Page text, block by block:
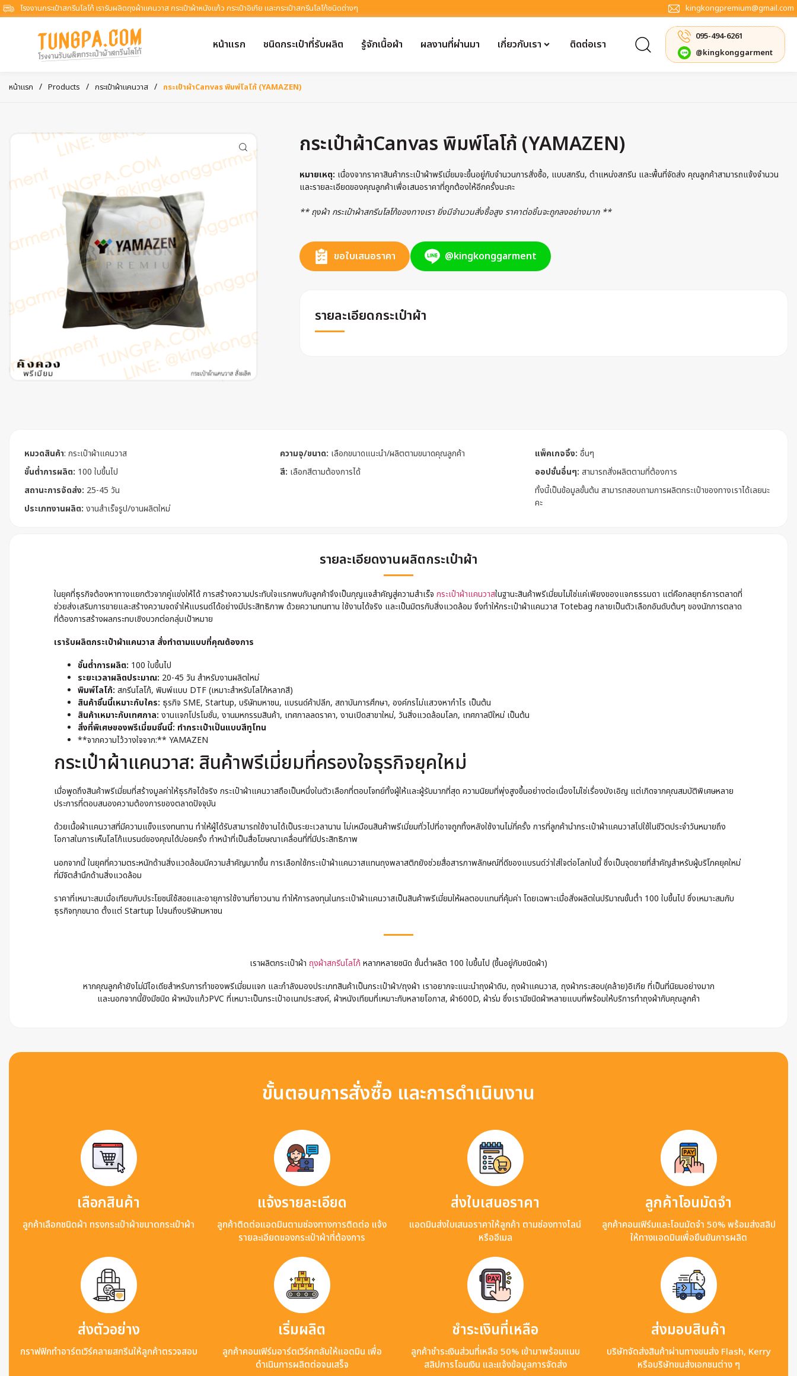
โรงงานกระเป๋าสกรีนโลโก้ เรารับผลิตถุงผ้าแคนวาส กระเป๋าผ้าหนังแก้ว กระเป๋าอิเกีย และกระเป๋าสกรีนโลโก้ชนิดต่างๆ kingkongpremium@gmail.com
หน้าแรก ชนิดกระเป๋าที่รับผลิต รู้จักเนื้อผ้า ผลงานที่ผ่านมา เกี่ยวกับเรา ติดต่อเรา
095-494-6261
@kingkonggarment
หน้าแรก / Products / กระเป๋าผ้าแคนวาส / กระเป๋าผ้าCanvas พิมพ์โลโก้ (YAMAZEN)
กระเป๋าผ้าCanvas พิมพ์โลโก้ (YAMAZEN)
หมายเหตุ: เนื่องจากราคาสินค้ากระเป๋าผ้าพรีเมี่ยมจะขึ้นอยู่กับจำนวนการสั่งซื้อ, แบบสกรีน, ตำแหน่งสกรีน และพื้นที่จัดส่ง คุณลูกค้าสามารถแจ้งจำนวน
และรายละเอียดของคุณลูกค้าเพื่อเสนอราคาที่ถูกต้องให้อีกครั้งนะคะ
** ถุงผ้า กระเป๋าผ้าสกรีนโลโก้ของทางเรา ยิ่งมีจำนวนสั่งซื้อสูง ราคาต่อชิ้นจะถูกลงอย่างมาก **
ขอใบเสนอราคา @kingkonggarment
รายละเอียดกระเป๋าผ้า
หมวดสินค้า: กระเป๋าผ้าแคนวาส
ขั้นต่ำการผลิต: 100 ใบขึ้นไป
สถานะการจัดส่ง: 25-45 วัน
ประเภทงานผลิต: งานสำเร็จรูป/งานผลิตใหม่
ความจุ/ขนาด: เลือกขนาดแนะนำ/ผลิตตามขนาดคุณลูกค้า
สี: เลือกสีตามต้องการได้
แพ็คเกจจิ้ง: อื่นๆ
ออปชั่นอื่นๆ: สามารถสั่งผลิตตามที่ต้องการ
ทั้งนี้เป็นข้อมูลขั้นต้น สามารถสอบถามการผลิตกระเป๋าของทางเราได้เลยนะ
คะ
รายละเอียดงานผลิตกระเป๋าผ้า
ในยุคที่ธุรกิจต้องหาทางแยกตัวจากคู่แข่งให้ได้ การสร้างความประทับใจแรกพบกับลูกค้าจึงเป็นกุญแจสำคัญสู่ความสำเร็จ กระเป๋าผ้าแคนวาสในฐานะสินค้าพรีเมี่ยมไม่ใช่แค่เพียงของแจกธรรมดา แต่คือกลยุทธ์การตลาดที่
ช่วยส่งเสริมการขายและสร้างความจดจำให้แบรนด์ได้อย่างมีประสิทธิภาพ ด้วยความทนทาน ใช้งานได้จริง และเป็นมิตรกับสิ่งแวดล้อม จึงทำให้กระเป๋าผ้าแคนวาส Totebag กลายเป็นตัวเลือกอันดับต้นๆ ของนักการตลาด
ที่ต้องการสร้างผลกระทบเชิงบวกต่อกลุ่มเป้าหมาย
เรารับผลิตกระเป๋าผ้าแคนวาส สั่งทำตามแบบที่คุณต้องการ
ขั้นต่ำการผลิต: 100 ใบขึ้นไป
ระยะเวลาผลิตประมาณ: 20-45 วัน สำหรับงานผลิตใหม่
พิมพ์โลโก้: สกรีนโลโก้, พิมพ์แบบ DTF (เหมาะสำหรับโลโก้หลากสี)
สินค้าชิ้นนี้เหมาะกับใคร: ธุรกิจ SME, Startup, บริษัทมหาชน, แบรนด์ค้าปลีก, สถาบันการศึกษา, องค์กรไม่แสวงหากำไร เป็นต้น
สินค้าเหมาะกับเทศกาล: งานแจกโปรโมชั่น, งานมหกรรมสินค้า, เทศกาลลดราคา, งานเปิดสาขาใหม่, วันสิ่งแวดล้อมโลก, เทศกาลปีใหม่ เป็นต้น
สิ่งที่พิเศษของพรีเมี่ยมชิ้นนี้: ทำกระเป๋าเป็นแบบสีทูโทน
**จากความไว้วางใจจาก:** YAMAZEN
กระเป๋าผ้าแคนวาส: สินค้าพรีเมี่ยมที่ครองใจธุรกิจยุคใหม่
เมื่อพูดถึงสินค้าพรีเมี่ยมที่สร้างมูลค่าให้ธุรกิจได้จริง กระเป๋าผ้าแคนวาสถือเป็นหนึ่งในตัวเลือกที่ตอบโจทย์ทั้งผู้ให้และผู้รับมากที่สุด ความนิยมที่พุ่งสูงขึ้นอย่างต่อเนื่องไม่ใช่เรื่องบังเอิญ แต่เกิดจากคุณสมบัติพิเศษหลาย
ประการที่ตอบสนองความต้องการของตลาดปัจจุบัน
ด้วยเนื้อผ้าแคนวาสที่มีความแข็งแรงทนทาน ทำให้ผู้ได้รับสามารถใช้งานได้เป็นระยะเวลานาน ไม่เหมือนสินค้าพรีเมี่ยมทั่วไปที่อาจถูกทิ้งหลังใช้งานไม่กี่ครั้ง การที่ลูกค้านำกระเป๋าผ้าแคนวาสไปใช้ในชีวิตประจำวันหมายถึง
โอกาสในการเห็นโลโก้แบรนด์ของคุณได้บ่อยครั้ง ทำหน้าที่เป็นสื่อโฆษณาเคลื่อนที่ที่มีประสิทธิภาพ
นอกจากนี้ ในยุคที่ความตระหนักด้านสิ่งแวดล้อมมีความสำคัญมากขึ้น การเลือกใช้กระเป๋าผ้าแคนวาสแทนถุงพลาสติกยังช่วยสื่อสารภาพลักษณ์ที่ดีของแบรนด์ว่าใส่ใจต่อโลกใบนี้ ซึ่งเป็นจุดขายที่สำคัญสำหรับผู้บริโภคยุคใหม่
ที่มีจิตสำนึกด้านสิ่งแวดล้อม
ราคาที่เหมาะสมเมื่อเทียบกับประโยชน์ใช้สอยและอายุการใช้งานที่ยาวนาน ทำให้การลงทุนในกระเป๋าผ้าแคนวาสเป็นสินค้าพรีเมี่ยมให้ผลตอบแทนที่คุ้มค่า โดยเฉพาะเมื่อสั่งผลิตในปริมาณขั้นต่ำ 100 ใบขึ้นไป ซึ่งเหมาะสมกับ
ธุรกิจทุกขนาด ตั้งแต่ Startup ไปจนถึงบริษัทมหาชน
เราผลิตกระเป๋าผ้า ถุงผ้าสกรีนโลโก้ หลากหลายชนิด ขั้นต่ำผลิต 100 ใบขึ้นไป (ขึ้นอยู่กับชนิดผ้า)
หากคุณลูกค้ายังไม่มีไอเดียสำหรับการทำของพรีเมี่ยมแจก และกำลังมองประเภทสินค้าเป็นกระเป๋าผ้า/ถุงผ้า เราอยากจะแนะนำถุงผ้าดิบ, ถุงผ้าแคนวาส, ถุงผ้ากระสอบ(คล้าย)อิเกีย ที่เป็นที่นิยมอย่างมาก
และนอกจากนี้ยังมีชนิด ผ้าหนังแก้วPVC ที่เหมาะเป็นกระเป๋าอเนกประสงค์, ผ้าหนังเทียมที่เหมาะกับหลายโอกาส, ผ้า600D, ผ้าร่ม ซึ่งเรามีชนิดผ้าหลายแบบที่พร้อมให้บริการทำถุงผ้ากับคุณลูกค้า
ขั้นตอนการสั่งซื้อ และการดำเนินงาน
เลือกสินค้า
ลูกค้าเลือกชนิดผ้า ทรงกระเป๋าผ้าขนาดกระเป๋าผ้า
แจ้งรายละเอียด
ลูกค้าติดต่อแอดมินตามช่องทางการติดต่อ แจ้ง
รายละเอียดของกระเป๋าผ้าที่ต้องการ
ส่งใบเสนอราคา
แอดมินส่งใบเสนอราคาให้ลูกค้า ตามช่องทางไลน์
หรืออีเมล
ลูกค้าโอนมัดจำ
ลูกค้าคอนเฟิร์มและโอนมัดจำ 50% พร้อมส่งสลิป
ให้ทางแอดมินเพื่อยืนยันการผลิต
ส่งตัวอย่าง
กราฟฟิกทำอาร์ตเวิร์คลายสกรีนให้ลูกค้าตรวจสอบ
เริ่มผลิต
ลูกค้าคอนเฟิร์มอาร์ตเวิร์คกลับให้แอดมิน เพื่อ
ดำเนินการผลิตต่อจนเสร็จ
ชำระเงินที่เหลือ
ลูกค้าชำระเงินส่วนที่เหลือ 50% เข้ามาพร้อมแนบ
สลิปการโอนเงิน และแจ้งข้อมูลการจัดส่ง
ส่งมอบสินค้า
บริษัทจัดส่งสินค้าผ่านทางขนส่ง Flash, Kerry
หรือบริษัทขนส่งเอกชนต่าง ๆ